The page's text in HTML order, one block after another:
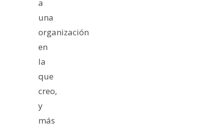
a
una
organización
en
la
que
creo,
y
más